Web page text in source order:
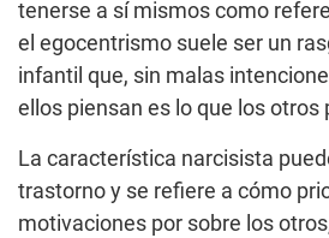
tenerse a sí mismos como
el egocentrismo suele ser un
infantil que, sin malas
ellos piensan es lo que los otros
La característica narcisista
trastorno y se refiere a cómo
motivaciones por sobre los